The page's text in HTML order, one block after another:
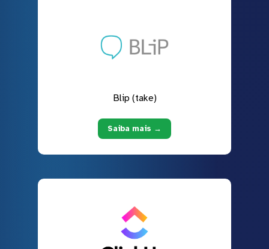
Blip (take)
Saiba mais →